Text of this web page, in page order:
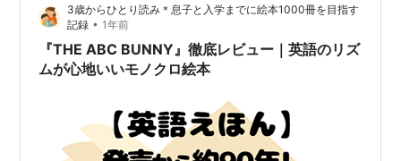
ます。そこから始まる事件。予想をはるかに超えてくる
バナナ×動物たちの珍事件を、ぜひ一緒にのぞ…
3歳からひとり読み＊息子と入学までに絵本1000冊を目指す
記録 • 1年前
『THE ABC BUNNY』徹底レビュー｜英語のリズ
ムが心地いいモノクロ絵本